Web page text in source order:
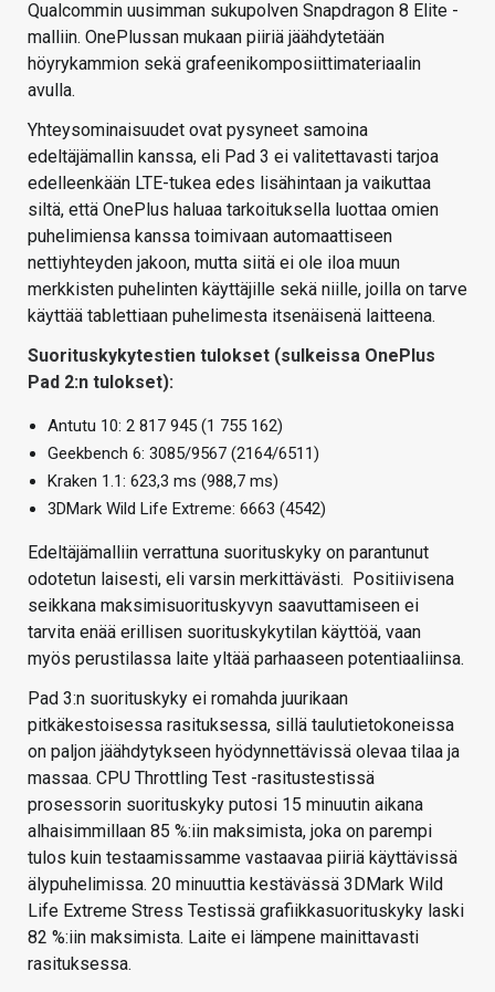
Qualcommin uusimman sukupolven Snapdragon 8 Elite -
malliin. OnePlussan mukaan piiriä jäähdytetään
höyrykammion sekä grafeenikomposiittimateriaalin
avulla.
Yhteysominaisuudet ovat pysyneet samoina
edeltäjämallin kanssa, eli Pad 3 ei valitettavasti tarjoa
edelleenkään LTE-tukea edes lisähintaan ja vaikuttaa
siltä, että OnePlus haluaa tarkoituksella luottaa omien
puhelimiensa kanssa toimivaan automaattiseen
nettiyhteyden jakoon, mutta siitä ei ole iloa muun
merkkisten puhelinten käyttäjille sekä niille, joilla on tarve
käyttää tablettiaan puhelimesta itsenäisenä laitteena.
Suorituskykytestien tulokset (sulkeissa OnePlus
Pad 2:n tulokset):
Antutu 10: 2 817 945 (1 755 162)
Geekbench 6: 3085/9567 (2164/6511)
Kraken 1.1: 623,3 ms (988,7 ms)
3DMark Wild Life Extreme: 6663 (4542)
Edeltäjämalliin verrattuna suorituskyky on parantunut
odotetun laisesti, eli varsin merkittävästi. Positiivisena
seikkana maksimisuorituskyvyn saavuttamiseen ei
tarvita enää erillisen suorituskykytilan käyttöä, vaan
myös perustilassa laite yltää parhaaseen potentiaaliinsa.
Pad 3:n suorituskyky ei romahda juurikaan
pitkäkestoisessa rasituksessa, sillä taulutietokoneissa
on paljon jäähdytykseen hyödynnettävissä olevaa tilaa ja
massaa. CPU Throttling Test -rasitustestissä
prosessorin suorituskyky putosi 15 minuutin aikana
alhaisimmillaan 85 %:iin maksimista, joka on parempi
tulos kuin testaamissamme vastaavaa piiriä käyttävissä
älypuhelimissa. 20 minuuttia kestävässä 3DMark Wild
Life Extreme Stress Testissä grafiikkasuorituskyky laski
82 %:iin maksimista. Laite ei lämpene mainittavasti
rasituksessa.